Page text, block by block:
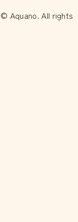
© Aquano. All rights